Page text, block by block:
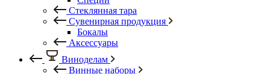
Стеклянная тара
Сувенирная продукция
Бокалы
Аксессуары
Виноделам
Винные наборы